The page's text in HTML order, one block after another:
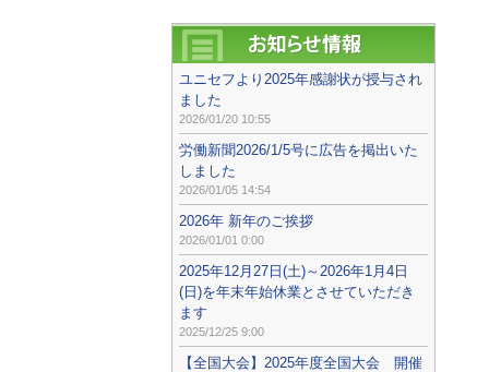
ユニセフより2025年感謝状が授与され
ました
2026/01/20 10:55
労働新聞2026/1/5号に広告を掲出いた
しました
2026/01/05 14:54
2026年 新年のご挨拶
2026/01/01 0:00
2025年12月27日(土)～2026年1月4日
(日)を年末年始休業とさせていただき
ます
2025/12/25 9:00
【全国大会】2025年度全国大会 開催